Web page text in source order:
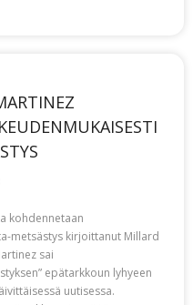
kohdennetaan
metsästys kirjoittanut Millard
sai
epätarkkoun lyhyeen
uutisessa.